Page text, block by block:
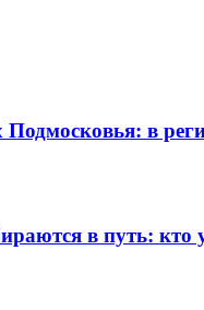
Подмосковья: в
в путь: кто